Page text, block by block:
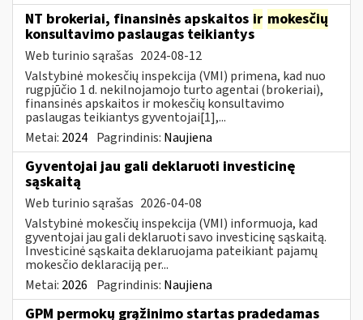
NT brokeriai, finansinės apskaitos ir mokesčių
konsultavimo paslaugas teikiantys
Web turinio sąrašas 2024-08-12
Valstybinė mokesčių inspekcija (VMI) primena, kad nuo
rugpjūčio 1 d. nekilnojamojo turto agentai (brokeriai),
finansinės apskaitos ir mokesčių konsultavimo
paslaugas teikiantys gyventojai[1],...
Metai: 2024 Pagrindinis: Naujiena
Gyventojai jau gali deklaruoti investicinę
sąskaitą
Web turinio sąrašas 2026-04-08
Valstybinė mokesčių inspekcija (VMI) informuoja, kad
gyventojai jau gali deklaruoti savo investicinę sąskaitą.
Investicinė sąskaita deklaruojama pateikiant pajamų
mokesčio deklaraciją per...
Metai: 2026 Pagrindinis: Naujiena
GPM permokų grąžinimo startas pradedamas